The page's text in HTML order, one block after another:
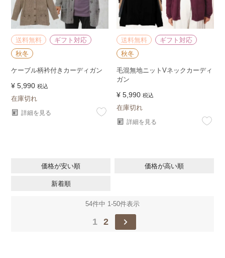
送料無料
ギフト対応
秋冬
ケーブル柄衿付きカーディガン
¥ 5,990 税込
在庫切れ
詳細を見る
送料無料
ギフト対応
秋冬
毛混無地ニットVネックカーディ
ガン
¥ 5,990 税込
在庫切れ
詳細を見る
価格が安い順 価格が高い順
新着順
54件中 1-50件表示
1 2